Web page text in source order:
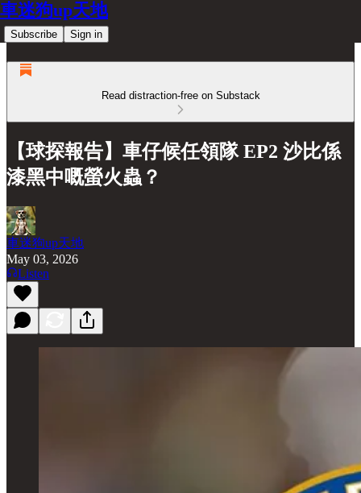
車迷狗up天地
Subscribe Sign in
Read distraction-free on Substack
【球探報告】車仔候任領隊 EP2 沙比係
漆黑中嘅螢火蟲？
車迷狗up天地
May 03, 2026
Listen